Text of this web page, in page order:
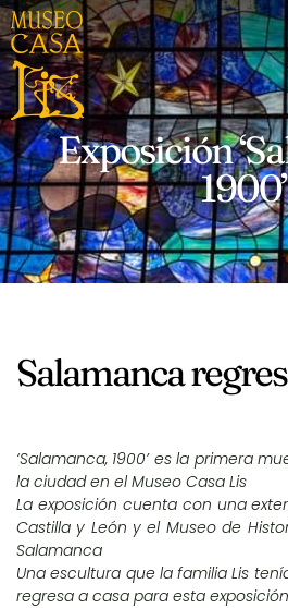
Exposición
1900’
Salamanca
‘Salamanca, 1900’ es la primera
la ciudad en el Museo Casa Lis
La exposición cuenta con una
Castilla y León y el Museo de
Salamanca
Una escultura que la familia Lis
regresa a casa para esta exposición